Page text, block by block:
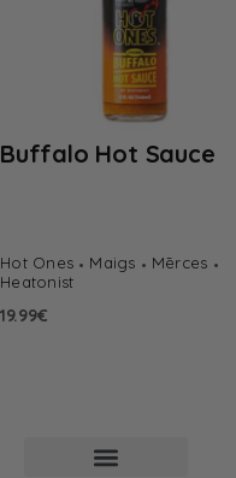
Buffalo Hot Sauce
Hot Ones Maigs
Mērces
Heatonist
19.99€